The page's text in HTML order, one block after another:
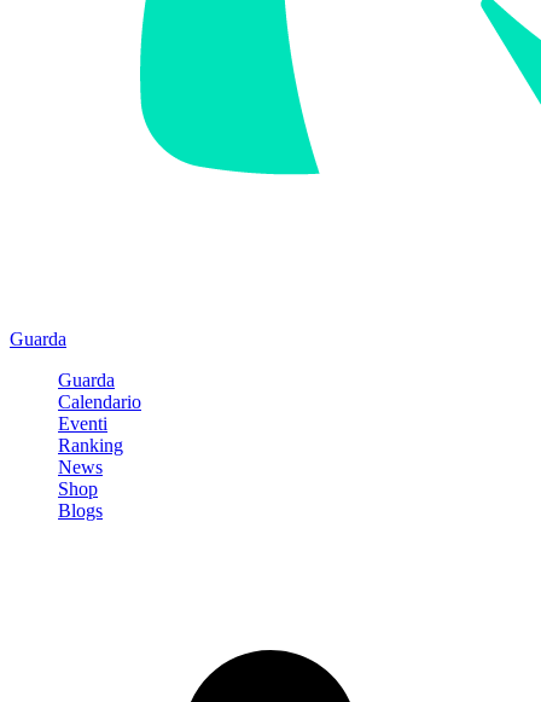
Guarda
Guarda
Calendario
Eventi
Ranking
News
Shop
Blogs